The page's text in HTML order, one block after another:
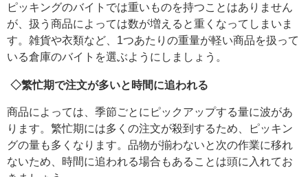
ピッキングのバイトでは重いものを持つことはありません
が、扱う商品によっては数が増えると重くなってしまいま
す。雑貨や衣類など、1つあたりの重量が軽い商品を扱って
いる倉庫のバイトを選ぶようにしましょう。
◇繁忙期で注文が多いと時間に追われる
商品によっては、季節ごとにピックアップする量に波があ
ります。繁忙期には多くの注文が殺到するため、ピッキン
グの量も多くなります。品物が揃わないと次の作業に移れ
ないため、時間に追われる場合もあることは頭に入れてお